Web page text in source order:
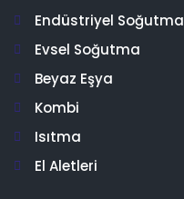
Endüstriyel Soğutma
Evsel Soğutma
Beyaz Eşya
Kombi
Isıtma
El Aletleri